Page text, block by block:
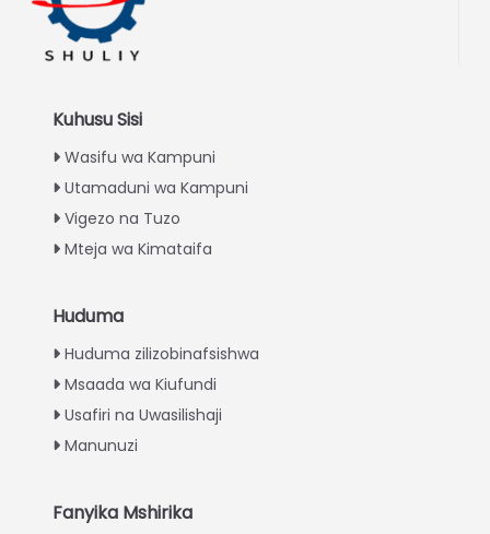
Kuhusu Sisi
Wasifu wa Kampuni
Utamaduni wa Kampuni
Vigezo na Tuzo
Mteja wa Kimataifa
Huduma
Huduma zilizobinafsishwa
Msaada wa Kiufundi
Usafiri na Uwasilishaji
Manunuzi
Fanyika Mshirika